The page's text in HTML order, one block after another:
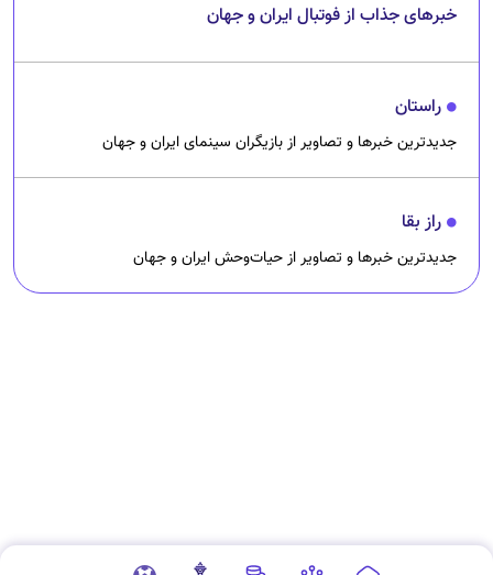
خبرهای جذاب از فوتبال ایران و جهان
راستان
جدیدترین خبرها و تصاویر از بازیگران سینمای ایران و جهان
راز بقا
جدیدترین خبرها و تصاویر از حیات‌وحش ایران و جهان